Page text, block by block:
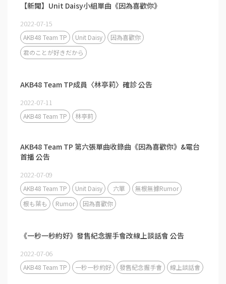
【新聞】Unit Daisy小組單曲《因為喜歡你》
2022-07-15
AKB48 Team TP Unit Daisy
因為喜歡你
君のことが好きだから
AKB48 Team TP成員〈林亭莉〉確診 公告
2022-07-11
AKB48 Team TP 林亭莉
AKB48 Team TP 第六張單曲收錄曲《因為喜歡你》&電台
首播 公告
2022-07-09
AKB48 Team TP Unit Daisy 六單
無根無據Rumor
根も葉も
Rumor 因為喜歡你
《一秒一秒約好》發售紀念握手會改線上談話會 公告
2022-07-06
AKB48 Team TP 一秒一秒約好 發售紀念握手會 線上談話會